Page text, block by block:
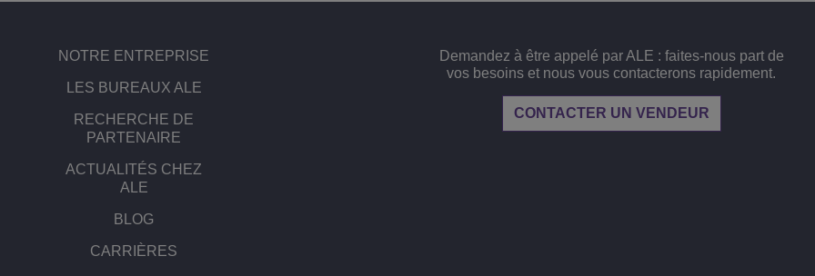
NOTRE ENTREPRISE
LES BUREAUX ALE
RECHERCHE DE
PARTENAIRE
ACTUALITÉS CHEZ
ALE
BLOG
CARRIÈRES
Demandez à être appelé par ALE : faites-nous part de
vos besoins et nous vous contacterons rapidement.
CONTACTER UN VENDEUR